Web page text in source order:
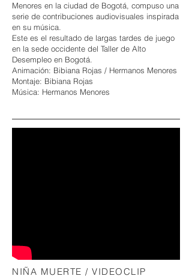
Menores en la ciudad de Bogotá, compuso una
serie de contribuciones audiovisuales inspirada
en su música.
Este es el resultado de largas tardes de juego
en la sede occidente del Taller de Alto
Desempleo en Bogotá.
Animación: Bibiana Rojas / Hermanos Menores
Montaje: Bibiana Rojas
Música: Hermanos Menores
NIÑA MUERTE / VIDEOCLIP